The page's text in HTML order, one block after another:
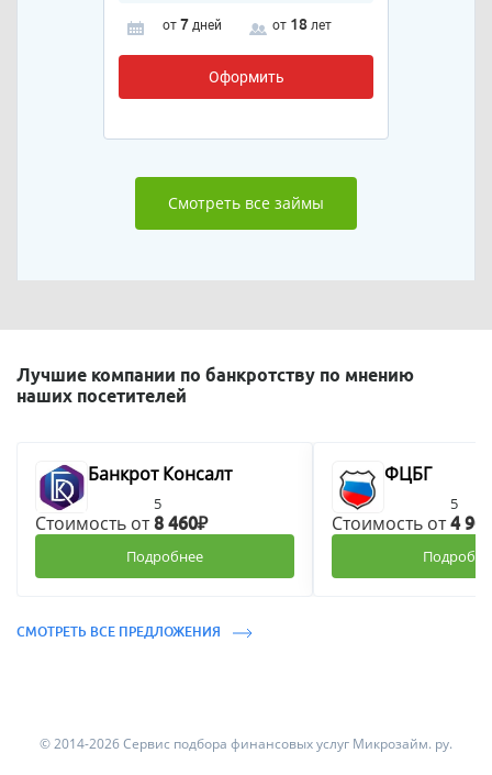
от 7 дней от 18 лет
Оформить
Смотреть все займы
Лучшие компании по банкротству по мнению
наших посетителей
Банкрот Консалт
5
Стоимость от8 460₽
Подробнее
ФЦБГ
5
Стоимость от4
СМОТРЕТЬ ВСЕ ПРЕДЛОЖЕНИЯ
© 2014-2026 Сервис подбора финансовых услуг Микрозайм. ру.